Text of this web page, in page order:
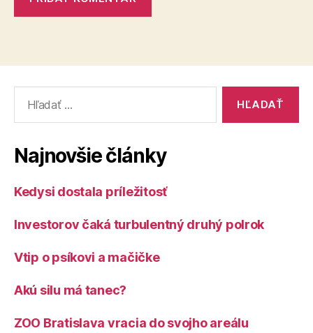
Najnovšie články
Kedysi dostala príležitosť
Investorov čaká turbulentný druhý polrok
Vtip o psíkovi a mačičke
Akú silu má tanec?
ZOO Bratislava vracia do svojho areálu